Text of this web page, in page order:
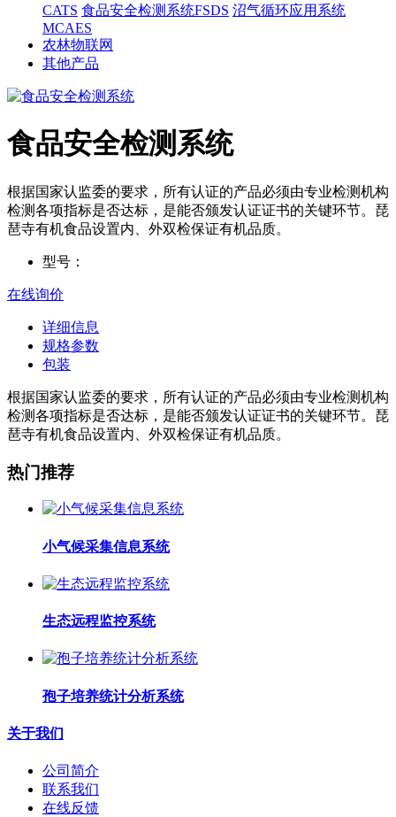
CATS 食品安全检测系统FSDS 沼气循环应用系统
MCAES
农林物联网
其他产品
食品安全检测系统
根据国家认监委的要求，所有认证的产品必须由专业检测机构
检测各项指标是否达标，是能否颁发认证证书的关键环节。琵
琶寺有机食品设置内、外双检保证有机品质。
型号：
在线询价
详细信息
规格参数
包装
根据国家认监委的要求，所有认证的产品必须由专业检测机构
检测各项指标是否达标，是能否颁发认证证书的关键环节。琵
琶寺有机食品设置内、外双检保证有机品质。
热门推荐
小气候采集信息系统
生态远程监控系统
孢子培养统计分析系统
关于我们
公司简介
联系我们
在线反馈